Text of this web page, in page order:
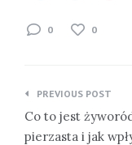
0 0
Nawigacja
wpisu
PREVIOUS POST
Co to jest
pierzasta i jak